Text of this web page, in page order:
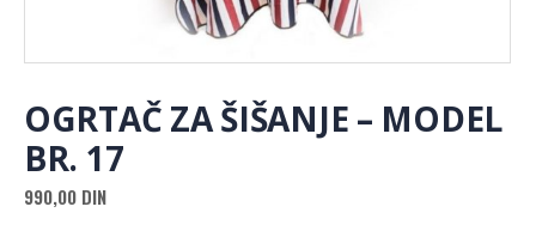
OGRTAČ ZA ŠIŠANJE – MODEL
BR. 17
990,00 DIN